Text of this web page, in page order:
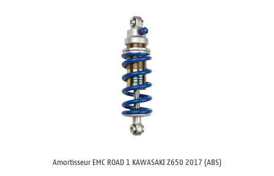
Amortisseur EMC ROAD 1 KAWASAKI Z650 2017 (ABS)